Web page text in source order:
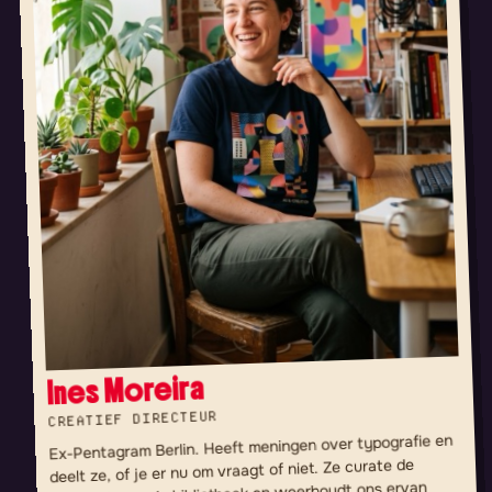
Ines Moreira
CREATIEF DIRECTEUR
Ex-Pentagram Berlin. Heeft meningen over typografie en
deelt ze, of je er nu om vraagt of niet. Ze curate de